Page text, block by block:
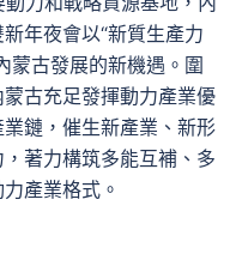
年夜會以“新質生產力
蒙古發展的新機遇。圍
古充足發揮動力產業優
鏈，催生新產業、新形
著力構筑多能互補、多
產業格式。